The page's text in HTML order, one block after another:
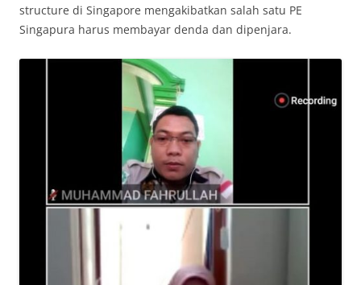
structure di Singapore mengakibatkan salah satu PE
Singapura harus membayar denda dan dipenjara.